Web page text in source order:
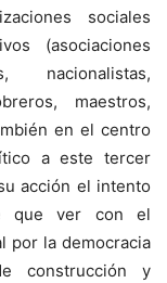
sociales
(asociaciones
nacionalistas,
maestros,
en el centro
a este tercer
acción el intento
que ver con el
por la democracia
construcción y